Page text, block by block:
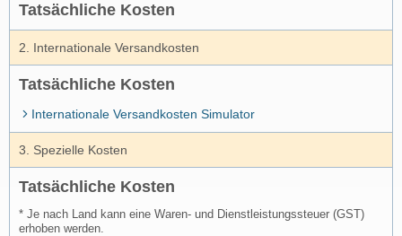
Tatsächliche Kosten
2. Internationale Versandkosten
Tatsächliche Kosten
Internationale Versandkosten Simulator
3. Spezielle Kosten
Tatsächliche Kosten
* Je nach Land kann eine Waren- und Dienstleistungssteuer (GST)
erhoben werden.